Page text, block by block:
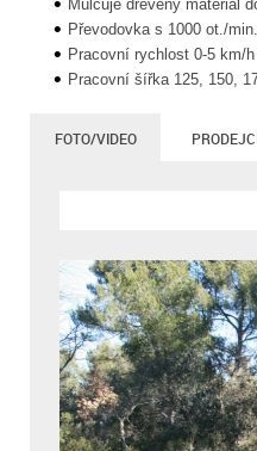
Mulčuje dřevěný materiál
Převodovka s 1000 ot./
Pracovní rychlost 0-5 km/h
Pracovní šířka 125, 150,
FOTO/VIDEO